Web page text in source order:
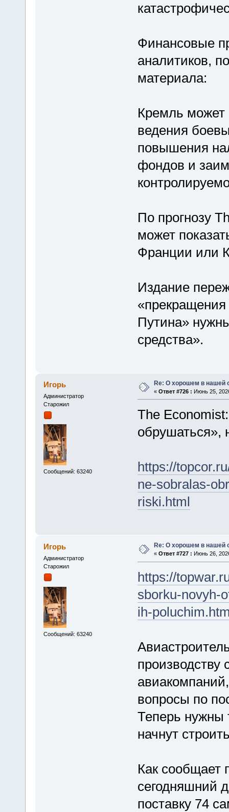
Финансовые
аналитиков,
материала:
Кремль может
ведения
повышения
фондов и
По прогнозу
может
Франции или
Издание
Путина»
средства».
Игорь
Администратор
Старожил
Сообщений: 63240
Re: О хорошем в нашей
« Ответ #726 : Июнь 25,
The
обрушаться»,
https://
ne-sobralas-
riski.html
Игорь
Администратор
Старожил
Сообщений: 63240
Re: О хорошем в нашей
« Ответ #727 : Июнь 26,
https://
sborku-novyh-
ih-
производству
вопросы по
Теперь нужны
начнут
Как сообщает
сегодняшний
поставку 74